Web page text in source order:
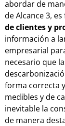
abordar de
de Alcance 3,
de clientes y
información a
empresarial
necesario que
forma correcta
medibles y de
inevitable la
de manera